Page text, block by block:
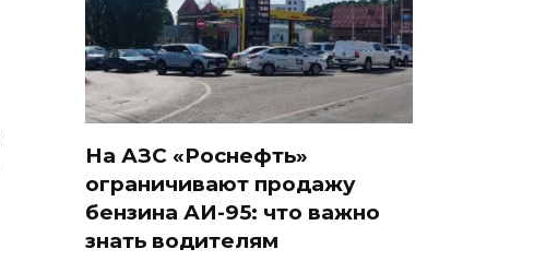
На АЗС «Роснефть»
ограничивают продажу
бензина АИ-95: что важно
знать водителям